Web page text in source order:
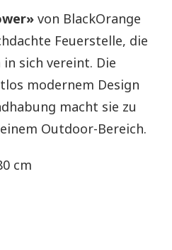
von BlackOrange
Feuerstelle, die
sich vereint. Die
modernem Design
macht sie zu
Outdoor-Bereich.
cm